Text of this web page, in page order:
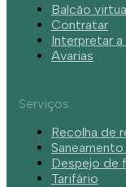
Balcão
Contratar
Interpretar a
Avarias
Serviços
Recolha de
Despejo de
Tarifário